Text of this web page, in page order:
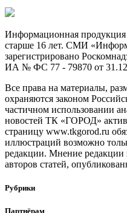
Информационная продукция
старше 16 лет. СМИ
зарегистрировано
ИА № ФС 77 - 79870 от
Все права на материалы,
охраняются законом
частичном использовании
новостей ТК «ГОРОД»
страницу www.tkgorod.ru
иллюстраций возможно
редакции. Мнение редакции
авторов статей,
Рубрики
Партнёрам